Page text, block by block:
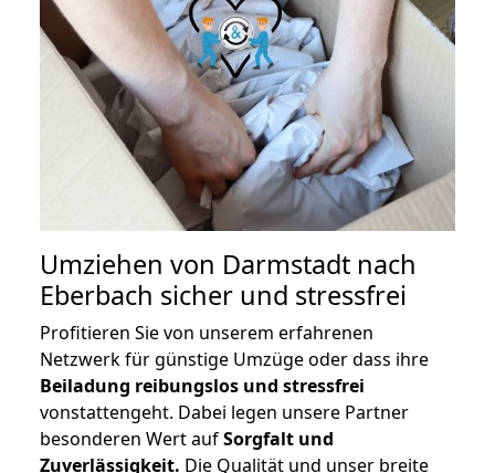
Umziehen von Darmstadt nach
Eberbach sicher und stressfrei
Profitieren Sie von unserem erfahrenen
Netzwerk für günstige Umzüge oder dass ihre
Beiladung reibungslos und stressfrei
vonstattengeht. Dabei legen unsere Partner
besonderen Wert aufSorgfalt und
Zuverlässigkeit. Die Qualität und unser breite